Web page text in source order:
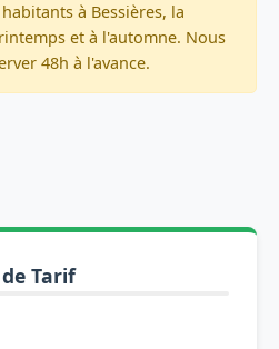
à Bessières, la
et à l'automne. Nous
48h à l'avance.
Tarif